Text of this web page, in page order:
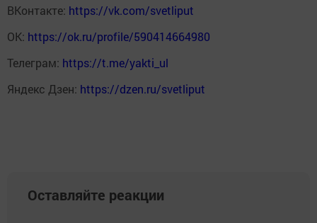
ВКонтакте: https://vk.com/svetliput
ОК: https://ok.ru/profile/590414664980
Телеграм: https://t.me/yakti_ul
Яндекс Дзен: https://dzen.ru/svetliput
Оставляйте реакции